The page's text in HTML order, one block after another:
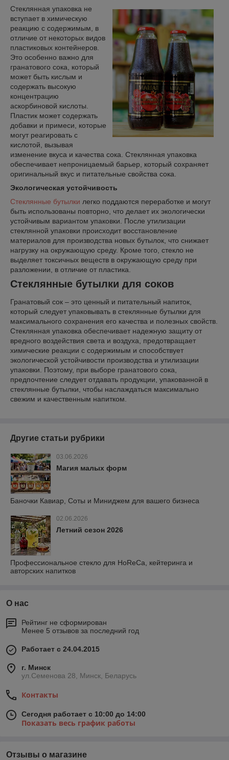
Стеклянная упаковка не
вступает в химическую
реакцию с содержимым, в
отличие от некоторых видов
пластиковых контейнеров.
Это особенно важно для
гранатового сока, который
может быть кислым и
содержать высокую
концентрацию
аскорбиновой кислоты.
Пластик может содержать
добавки и примеси, которые
могут реагировать с
кислотой, вызывая
изменение вкуса и качества сока. Стеклянная упаковка
обеспечивает непроницаемый барьер, который сохраняет
оригинальный вкус и питательные свойства сока.
Экологическая устойчивость
Стеклянные бутылки легко поддаются переработке и могут
быть использованы повторно, что делает их экологически
устойчивым вариантом упаковки. После утилизации
стеклянной упаковки происходит восстановление
материалов для производства новых бутылок, что снижает
нагрузку на окружающую среду. Кроме того, стекло не
выделяет токсичных веществ в окружающую среду при
разложении, в отличие от пластика.
Стеклянные бутылки для соков
Гранатовый сок – это ценный и питательный напиток,
который следует упаковывать в стеклянные бутылки для
максимального сохранения его качества и полезных свойств.
Стеклянная упаковка обеспечивает надежную защиту от
вредного воздействия света и воздуха, предотвращает
химические реакции с содержимым и способствует
экологической устойчивости производства и утилизации
упаковки. Поэтому, при выборе гранатового сока,
предпочтение следует отдавать продукции, упакованной в
стеклянные бутылки, чтобы наслаждаться максимально
свежим и качественным напитком.
Другие статьи рубрики
03.06.2026
Магия малых форм
Баночки Кавиар, Соты и Миниджем для вашего бизнеса
02.06.2026
Летний сезон 2026
Профессиональное стекло для HoReCa, кейтеринга и
авторских напитков
О нас
Рейтинг не сформирован
Менее 5 отзывов за последний год
Работает с 24.04.2015
г. Минск
ул.Семенова 28, Минск, Беларусь
Контакты
Сегодня работает с 10:00 до 14:00
Показать весь график работы
Отзывы о магазине